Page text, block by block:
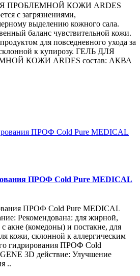
ПРОБЛЕМНОЙ КОЖИ ARDES
с загрязнениями,
выделению кожного сала.
баланс чувствительной кожи.
для повседневного ухода за
к купирозу. ГЕЛЬ ДЛЯ
КОЖИ ARDES состав: АКВА
ПРОФ Cold Pure MEDICAL
ПРОФ Cold Pure MEDICAL
Рекомендована: для жирной,
акне (комедоны) и постакне, для
кожи, склонной к аллергическим
гидрирования ПРОФ Cold
3D действие: Улучшение
..